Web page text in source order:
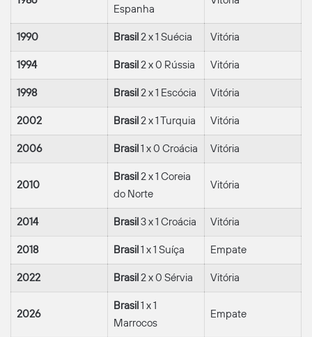
Espanha
1990 Brasil2 x 1 Suécia Vitória
1994 Brasil2 x 0 Rússia Vitória
1998 Brasil2 x 1 Escócia Vitória
2002 Brasil2 x 1 Turquia Vitória
2006 Brasil1 x 0 Croácia Vitória
2010
Brasil2 x 1 Coreia
do Norte
Vitória
2014 Brasil3 x 1 Croácia Vitória
2018 Brasil1 x 1 Suíça Empate
2022 Brasil2 x 0 Sérvia Vitória
2026
Brasil1 x 1
Marrocos
Empate